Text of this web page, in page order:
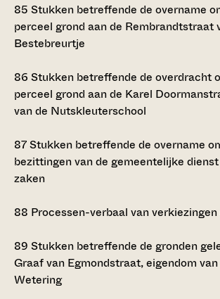
85 Stukken betreffende de overname
perceel grond aan de Rembrandtstraat
Bestebreurtje
86 Stukken betreffende de overdracht
perceel grond aan de Karel
van de Nutskleuterschool
87Stukken betreffende de overname
bezittingen van de gemeentelijke
zaken
88 Processen-verbaal van
89 Stukken betreffende de gronden
Graaf van Egmondstraat, eigendom van
Wetering